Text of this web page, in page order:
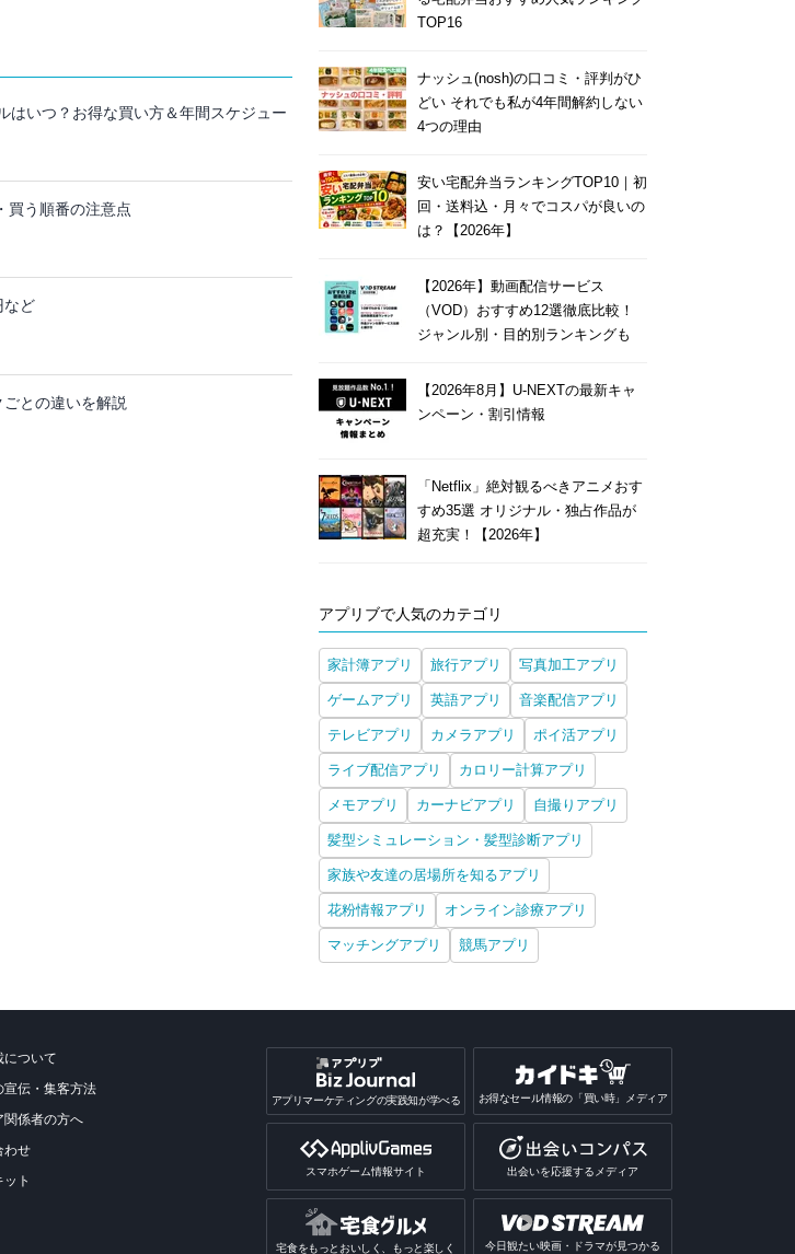
はいつ？お得な買い方＆年間スケジュー
買う順番の注意点
など
との違いを解説
TOP16
ナッシュ(nosh)の口コミ・評判がひ
どい それでも私が4年間解約しない
4つの理由
安い宅配弁当ランキングTOP10｜初
回・送料込・月々でコスパが良いの
は？【2026年】
【2026年】動画配信サービス
（VOD）おすすめ12選徹底比較！
ジャンル別・目的別ランキングも
【2026年8月】U-NEXTの最新キャ
ンペーン・割引情報
「Netflix」絶対観るべきアニメおす
すめ35選 オリジナル・独占作品が
超充実！【2026年】
アプリブで人気のカテゴリ
家計簿アプリ 旅行アプリ 写真加工アプリ
ゲームアプリ 英語アプリ 音楽配信アプリ
テレビアプリ カメラアプリ ポイ活アプリ
ライブ配信アプリ カロリー計算アプリ
メモアプリ カーナビアプリ 自撮りアプリ
髪型シミュレーション・髪型診断アプリ
家族や友達の居場所を知るアプリ
花粉情報アプリ オンライン診療アプリ
マッチングアプリ 競馬アプリ
について
宣伝・集客方法
関係者の方へ
わせ
ト
アプリマーケティングの実践知が学べる お得なセール情報の「買い時」メディア
スマホゲーム情報サイト 出会いを応援するメディア
宅食をもっとおいしく、もっと楽しく 今日観たい映画・ドラマが見つかる